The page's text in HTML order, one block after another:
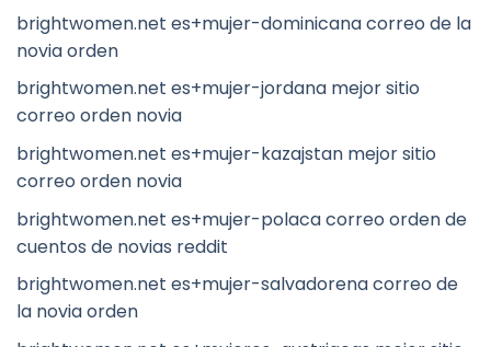
brightwomen.net es+mujer-dominicana correo de la
novia orden
brightwomen.net es+mujer-jordana mejor sitio
correo orden novia
brightwomen.net es+mujer-kazajstan mejor sitio
correo orden novia
brightwomen.net es+mujer-polaca correo orden de
cuentos de novias reddit
brightwomen.net es+mujer-salvadorena correo de
la novia orden